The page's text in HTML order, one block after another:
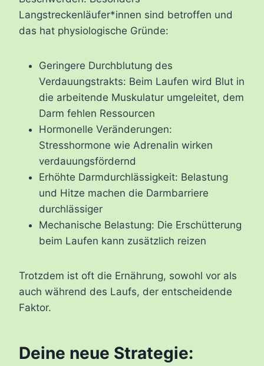
Langstreckenläufer*innen sind betroffen und
das hat physiologische Gründe:
Geringere Durchblutung des
Verdauungstrakts: Beim Laufen wird Blut in
die arbeitende Muskulatur umgeleitet, dem
Darm fehlen Ressourcen
Hormonelle Veränderungen:
Stresshormone wie Adrenalin wirken
verdauungsfördernd
Erhöhte Darmdurchlässigkeit: Belastung
und Hitze machen die Darmbarriere
durchlässiger
Mechanische Belastung: Die Erschütterung
beim Laufen kann zusätzlich reizen
Trotzdem ist oft die Ernährung, sowohl vor als
auch während des Laufs, der entscheidende
Faktor.
Deine neue Strategie: